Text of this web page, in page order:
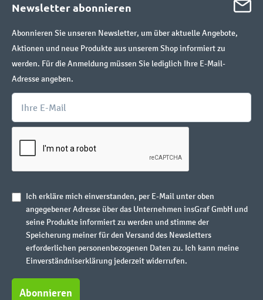
Newsletter abonnieren
Abonnieren Sie unseren Newsletter, um über aktuelle Angebote,
Aktionen und neue Produkte aus unserem Shop informiert zu
werden. Für die Anmeldung müssen Sie lediglich Ihre E-Mail-
Adresse angeben.
Ich erkläre mich einverstanden, per E-Mail unter oben
angegebener Adresse über das Unternehmen insGraf GmbH und
seine Produkte informiert zu werden und stimme der
Speicherung meiner für den Versand des Newsletters
erforderlichen personenbezogenen Daten zu. Ich kann meine
Einverständniserklärung jederzeit widerrufen.
Abonnieren